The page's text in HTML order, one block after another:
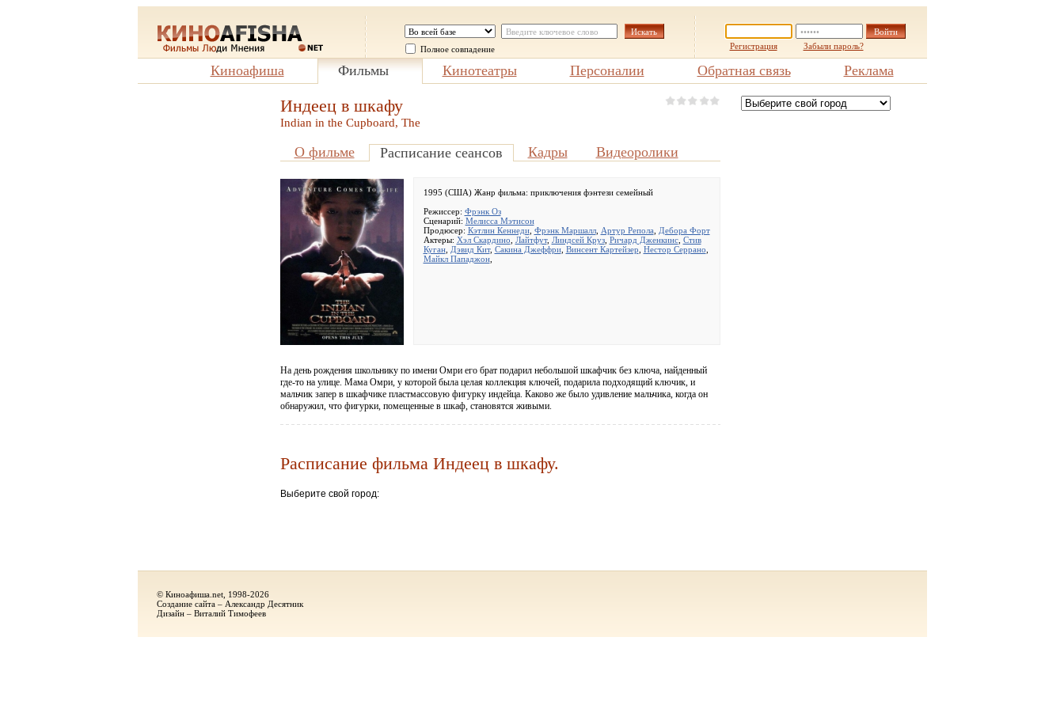
Полное совпадение Регистрация Забыли пароль?
Киноафиша Фильмы Кинотеатры Персоналии Обратная связь Реклама
Индеец в шкафу
Indian in the Cupboard, The
О фильме Расписание сеансов Кадры Видеоролики
1995 (США) Жанр фильма: приключения фэнтези семейный
Режиссер: Фрэнк Оз
Сценарий: Мелисса Мэтисон
Продюсер: Кэтлин Кеннеди, Фрэнк Маршалл, Артур Репола
Дебора Форт
Актеры: Хэл Скардино Лайтфут, Линдсей Круз, Ричард Дженкинс, Стив
Куган, Дэвид Кит, Сакина Джеффри, Винсент Картейзер Нестор Серрано
Майкл Пападжон,
На день рождения школьнику по имени Омри его брат подарил небольшой шкафчик без ключа, найденный
где-то на улице. Мама Омри, у которой была целая коллекция ключей, подарила подходящий ключик, и
мальчик запер в шкафчике пластмассовую фигурку индейца. Каково же было удивление мальчика, когда он
обнаружил, что фигурки, помещенные в шкаф, становятся живыми.
Расписание фильма Индеец в шкафу.
Выберите свой город:
© Киноафиша.net, 1998-2026
Создание сайта – Александр Десятник
Дизайн – Виталий Тимофеев